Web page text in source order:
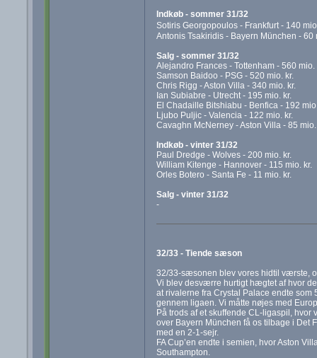
Indkøb - sommer 31/32
Sotiris Georgopoulos - Frankfurt - 140
Antonis Tsakiridis - Bayern München - 60
Salg - sommer 31/32
Alejandro Frances - Tottenham - 560 mio.
Samson Baidoo - PSG - 520 mio. kr.
Chris Rigg - Aston Villa - 340 mio. kr.
Ian Subiabre - Utrecht - 195 mio. kr.
El Chadaille Bitshiabu - Benfica - 192
Ljubo Puljic - Valencia - 122 mio. kr.
Cavaghn McNerney - Aston Villa - 85 mio.
Indkøb - vinter 31/32
Paul Dredge - Wolves - 200 mio. kr.
William Kitenge - Hannover - 115 mio. kr.
Orles Botero - Santa Fe - 11 mio. kr.
Salg - vinter 31/32
-
32/33 - Tiende sæson
32/33-sæsonen blev vores hidtil værste,
Vi blev desværre hurtigt hægtet af hvor
at rivalerne fra Crystal Palace endte som
gennem ligaen. Vi måtte nøjes med
På trods af et skuffende CL-ligaspil, hvor
over Bayern München få os tilbage i Det
med en 2-1-sejr.
FA Cup’en endte i semien, hvor Aston
Southampton.